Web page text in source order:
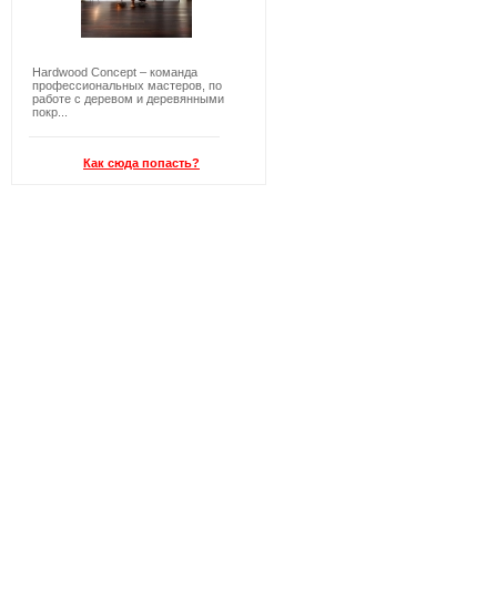
Hardwood Concept – команда
профессиональных мастеров, по
работе с деревом и деревянными
покр...
Как сюда попасть?